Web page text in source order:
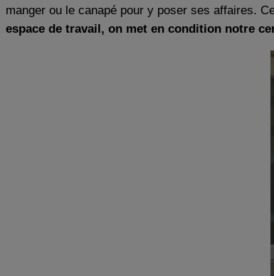
manger ou le canapé pour y poser ses affaires.
espace de travail, on met en condition notre